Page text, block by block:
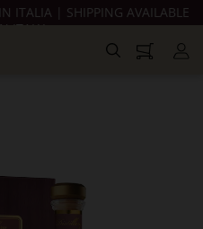
ITALIA | SHIPPING AVAILABLE
ITALY